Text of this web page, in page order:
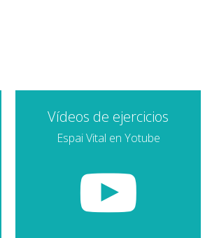
Vídeos de ejercicios
Espai Vital en Yotube